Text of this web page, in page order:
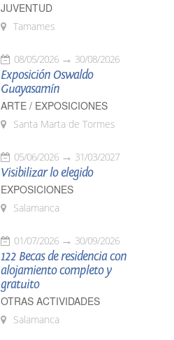
JUVENTUD
Tamames
08/05/2026 30/08/2026
Exposición Oswaldo
Guayasamín
ARTE / EXPOSICIONES
Santa Marta de Tormes
05/06/2026 31/03/2027
Visibilizar lo elegido
EXPOSICIONES
Salamanca
01/07/2026 30/09/2026
122 Becas de residencia con
alojamiento completo y
gratuito
OTRAS ACTIVIDADES
Salamanca